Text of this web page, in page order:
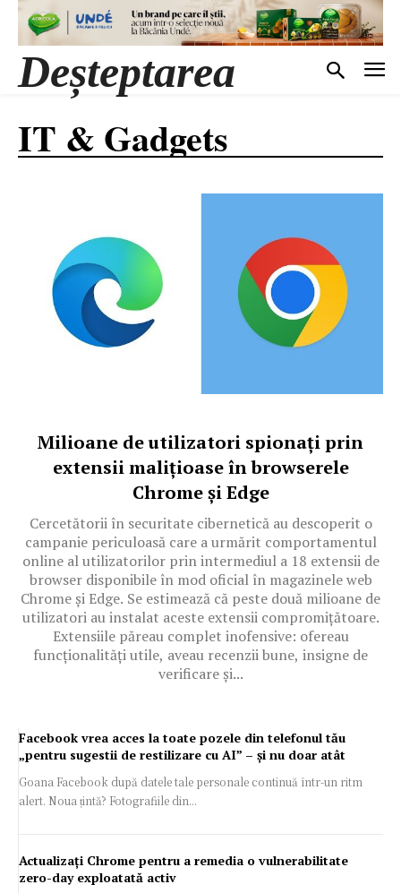
Deșteptarea
IT & Gadgets
Milioane de utilizatori spionați prin
extensii malițioase în browserele
Chrome și Edge
Cercetătorii în securitate cibernetică au descoperit o
campanie periculoasă care a urmărit comportamentul
online al utilizatorilor prin intermediul a 18 extensii de
browser disponibile în mod oficial în magazinele web
Chrome și Edge. Se estimează că peste două milioane de
utilizatori au instalat aceste extensii compromițătoare.
Extensiile păreau complet inofensive: ofereau
funcționalități utile, aveau recenzii bune, insigne de
verificare și...
Facebook vrea acces la toate pozele din telefonul tău
„pentru sugestii de restilizare cu AI” – și nu doar atât
Goana Facebook după datele tale personale continuă într-un ritm
alert. Noua țintă? Fotografiile din...
Actualizați Chrome pentru a remedia o vulnerabilitate
zero-day exploatată activ